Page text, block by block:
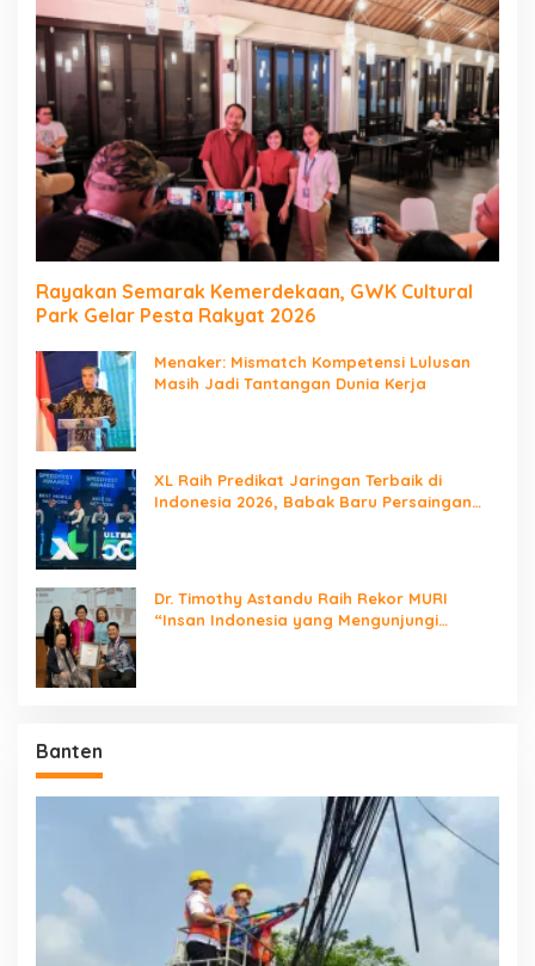
Rayakan Semarak Kemerdekaan, GWK Cultural
Park Gelar Pesta Rakyat 2026
Menaker: Mismatch Kompetensi Lulusan
Masih Jadi Tantangan Dunia Kerja
XL Raih Predikat Jaringan Terbaik di
Indonesia 2026, Babak Baru Persaingan
Dr. Timothy Astandu Raih Rekor MURI
“Insan Indonesia yang Mengunjungi
Banten